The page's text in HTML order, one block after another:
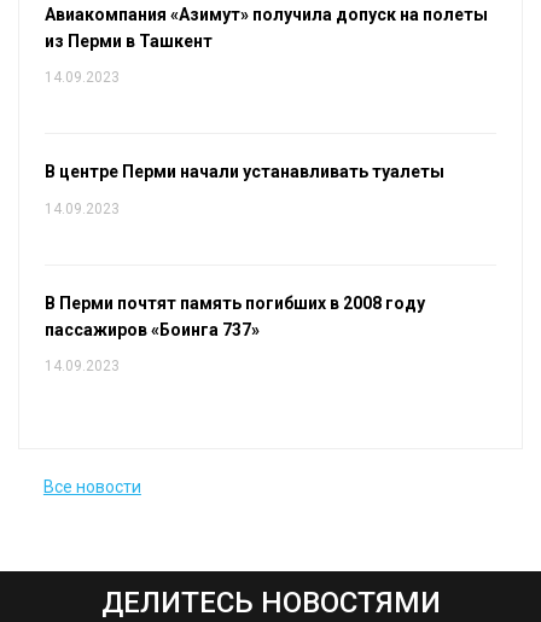
Авиакомпания «Азимут» получила допуск на полеты
из Перми в Ташкент
14.09.2023
В центре Перми начали устанавливать туалеты
14.09.2023
В Перми почтят память погибших в 2008 году
пассажиров «Боинга 737»
14.09.2023
Все новости
ДЕЛИТЕСЬ НОВОСТЯМИ